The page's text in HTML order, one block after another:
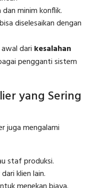
minim konflik.
diselesaikan dengan
dari kesalahan
pengganti sistem
yang Sering
juga mengalami
staf produksi.
klien lain.